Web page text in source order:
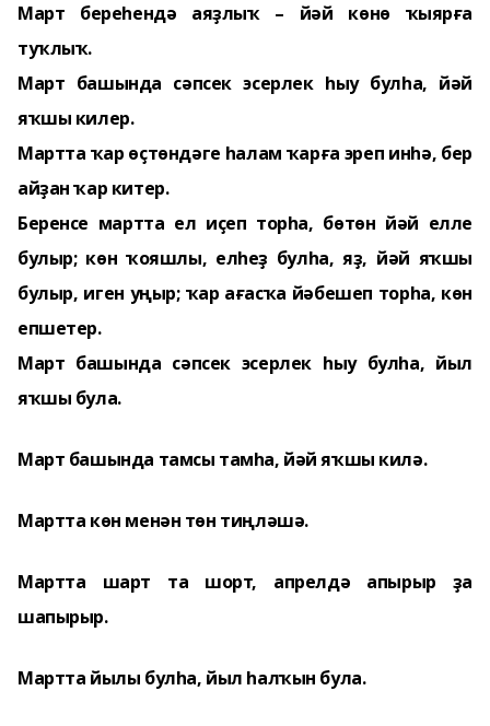
Март береһендә аяҙлыҡ – йәй көнө ҡыярға
туҡлыҡ.
Март башында сәпсек эсерлек һыу булһа, йәй
яҡшы килер.
Мартта ҡар өҫтөндәге һалам ҡарға эреп инһә, бер
айҙан ҡар китер.
Беренсе мартта ел иҫеп торһа, бөтөн йәй елле
булыр; көнҡояшлы, елһеҙ булһа, яҙ, йәй яҡшы
булыр, иген уңыр; ҡар ағасҡа йәбешеп торһа, көн
епшетер.
Март башында сәпсек эсерлек һыу булһа, йыл
яҡшы була.
Март башында тамсы тамһа, йәй яҡшы килә.
Мартта көн менән төн тиңләшә.
Мартта шарт та шорт, апрелдә апырыр ҙа
шапырыр.
Мартта йылы булһа, йыл һалҡын була.